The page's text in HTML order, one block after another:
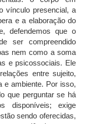
vínculo presencial, a
e a elaboração do
defendemos que o
ser compreendido
nem como a soma
e psicossociais. Ele
entre sujeito,
e ambiente. Por isso,
que perguntar se há
disponíveis; exige
sendo oferecidas,